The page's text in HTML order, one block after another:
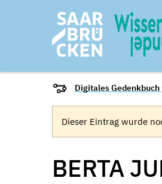
Digitales Gedenkbuch
Dieser Eintrag wurde
BERTA